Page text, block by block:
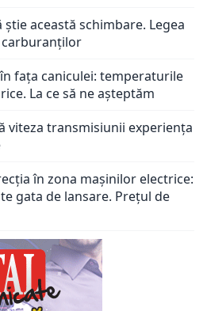
această schimbare. Legea
carburanților
fața caniculei: temperaturile
La ce să ne așteptăm
viteza transmisiunii experiența
în zona mașinilor electrice:
gata de lansare. Prețul de